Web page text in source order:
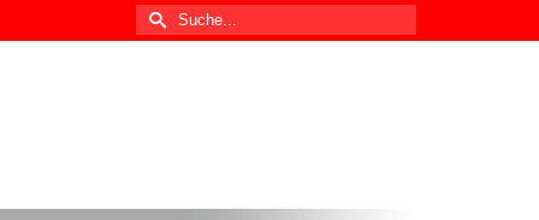
Suche
nach: